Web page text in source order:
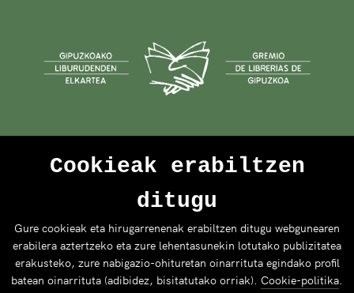
Cookieak erabiltzen
ditugu
Gure cookieak eta hirugarrenenak erabiltzen ditugu webgunearen
erabilera aztertzeko eta zure lehentasunekin lotutako publizitatea
erakusteko, zure nabigazio-ohituretan oinarrituta egindako profil
batean oinarrituta (adibidez, bisitatutako orriak). Cookie-politika.